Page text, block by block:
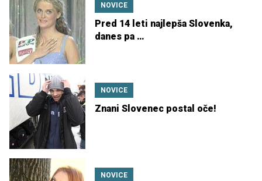
NOVICE
Pred 14 leti najlepša Slovenka,
danes pa …
NOVICE
Znani Slovenec postal oče!
NOVICE